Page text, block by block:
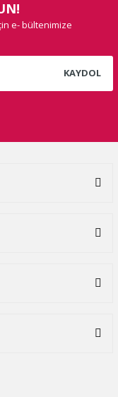
e- bültenimize
KAYDOL